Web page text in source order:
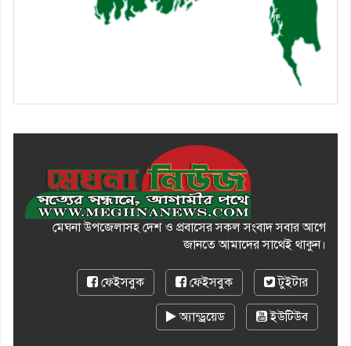
মেঘনা উপজেলাসহ দেশ ও প্রবাসের সকল সংবাদ সবার আগে
জানতে আমাদের সাথেই থাকুন।
ফেইসবুক ফেইসবুক টুইটার
অ্যান্ড্রয়েড ইউটিউব